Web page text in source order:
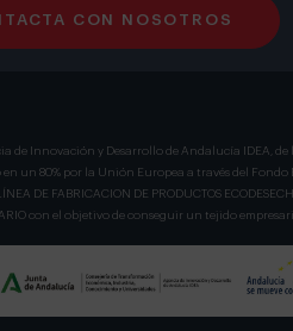
CON NOSOTROS
de Innovación y Desarrollo de Andalucía IDEA,
un 80% por la Unión Europea a través del Fondo
DE FABRICACION DE PRODUCTOS
con el objetivo de conseguir un tejido